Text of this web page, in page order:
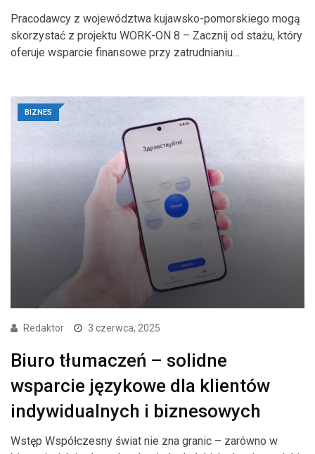
Pracodawcy z województwa kujawsko-pomorskiego mogą
skorzystać z projektu WORK-ON 8 – Zacznij od stażu, który
oferuje wsparcie finansowe przy zatrudnianiu…
BIZNES
Redaktor 3 czerwca, 2025
Biuro tłumaczeń – solidne
wsparcie językowe dla klientów
indywidualnych i biznesowych
Wstęp Współczesny świat nie zna granic – zarówno w